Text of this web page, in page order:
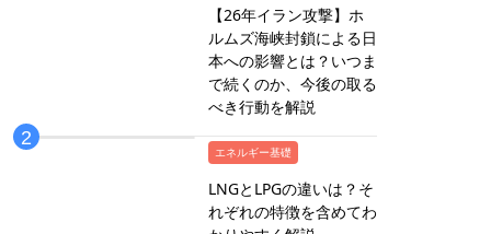
【26年イラン攻撃】ホ
ルムズ海峡封鎖による日
本への影響とは？いつま
で続くのか、今後の取る
べき行動を解説
エネルギー基礎
LNGとLPGの違いは？そ
れぞれの特徴を含めてわ